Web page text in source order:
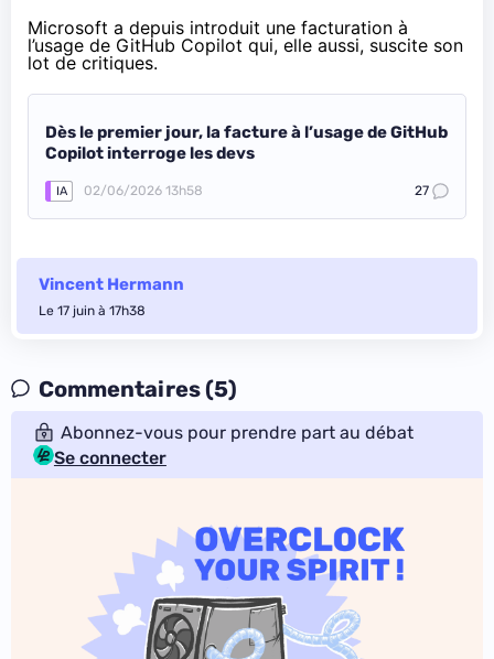
Microsoft a depuis introduit une facturation à
l’usage de GitHub Copilot qui, elle aussi, suscite son
lot de critiques.
Dès le premier jour, la facture à l’usage de GitHub
Copilot interroge les devs
IA 02/06/2026 13h58 27
Vincent Hermann
Le 17 juin à 17h38
Commentaires (5)
Abonnez-vous pour prendre part au débat
Se connecter